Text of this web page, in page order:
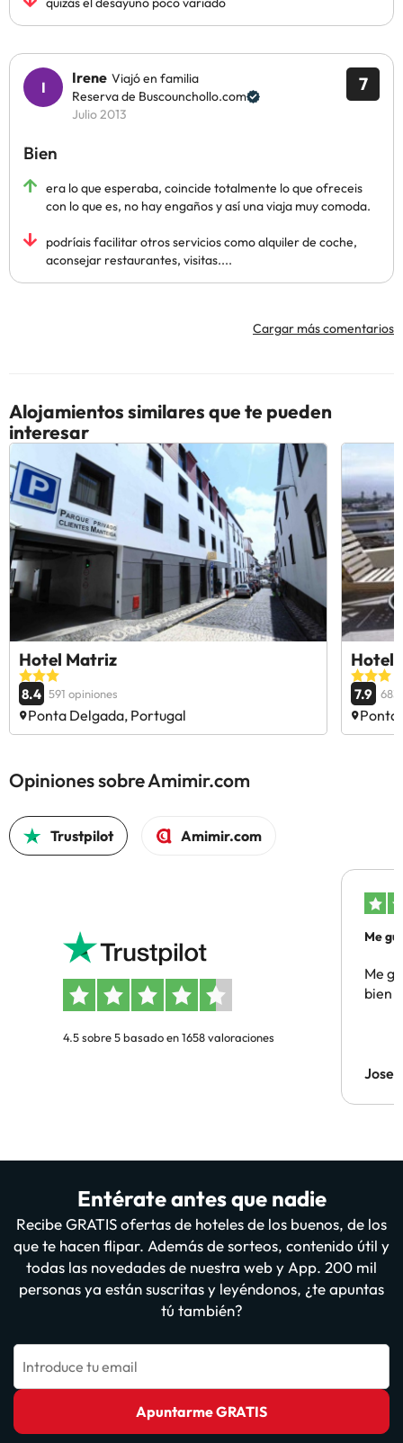
7
Irene Viajó en familia
Reserva de Buscounchollo.com
Julio 2013
Bien
era lo que esperaba, coincide totalmente lo que ofreceis
con lo que es, no hay engaños y así una viaja muy comoda.
podríais facilitar otros servicios como alquiler de coche,
aconsejar restaurantes, visitas....
Cargar más comentarios
Alojamientos similares que te pueden
interesar
Hotel Matriz
8.4 591 opiniones
Ponta Delgada, Portugal
Hotel
7.9 683
Ponta
Opiniones sobre Amimir.com
Trustpilot Amimir.com
4.5 sobre 5 basado en 1658 valoraciones
Me
Me
bien
Jose
Entérate antes que nadie
Recibe GRATIS ofertas de hoteles de los buenos, de los
que te hacen flipar. Además de sorteos, contenido útil y
todas las novedades de nuestra web y App. 200 mil
personas ya están suscritas y leyéndonos, ¿te apuntas
tú también?
Introduce tu email
Apuntarme GRATIS